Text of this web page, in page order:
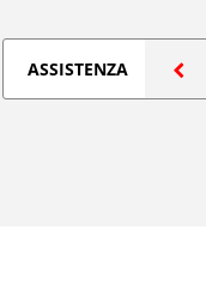
ASSISTENZA